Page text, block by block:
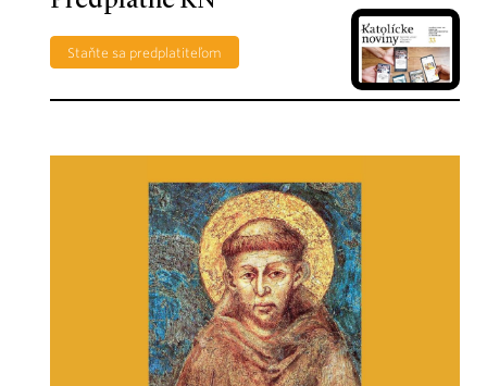
Staňte sa predplatiteľom